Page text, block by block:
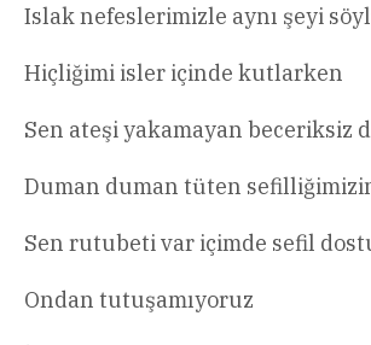
Islak nefeslerimizle aynı şeyi
Hiçliğimi isler içinde kutlarken
Sen ateşi yakamayan beceriksiz
Duman duman tüten
Sen rutubeti var içimde sefil
Ondan tutuşamıyoruz